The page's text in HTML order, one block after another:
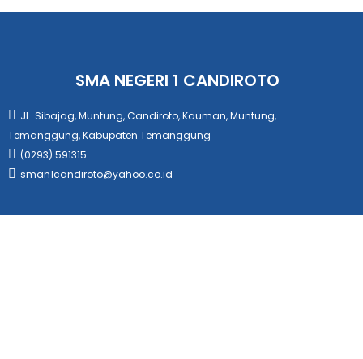
SMA NEGERI 1 CANDIROTO
JL. Sibajag, Muntung, Candiroto, Kauman, Muntung,
Temanggung, Kabupaten Temanggung
(0293) 591315
sman1candiroto@yahoo.co.id